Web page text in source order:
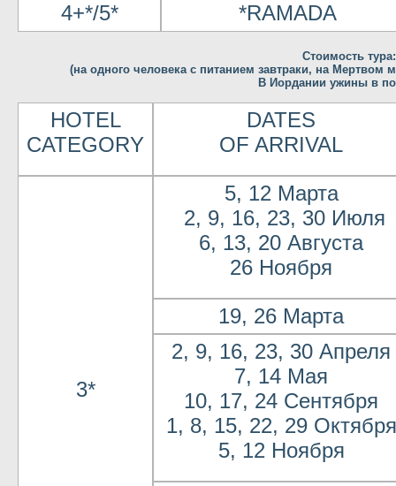
4+*/5*
*RAMADA
Cтоимость тура:
(на одного человека с питанием завтраки, на
В Иордании ужины в
HOTEL
CATEGORY
DATES
OF ARRIVAL
3*
5, 12 Марта
2, 9, 16, 23, 30 Июля
6, 13, 20 Августа
26 Ноября
19, 26 Марта
2, 9, 16, 23, 30 Апреля
7, 14 Мая
10, 17, 24 Сентября
1, 8, 15, 22, 29 Октября
5, 12 Ноября